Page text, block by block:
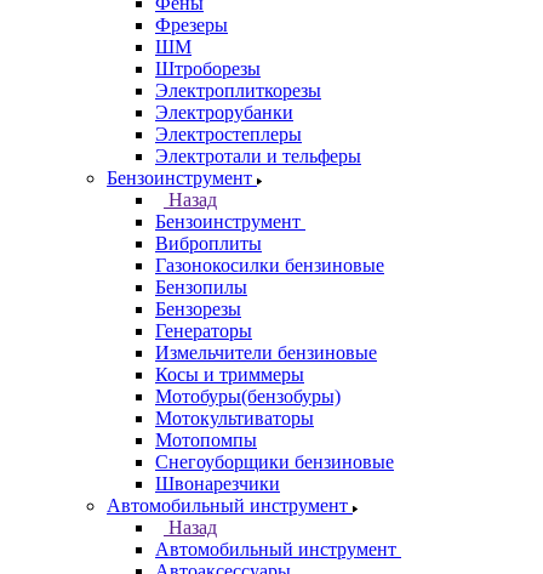
Фрезеры
ШМ
Штроборезы
Электроплиткорезы
Электрорубанки
Электростеплеры
Электротали и тельферы
Бензоинструмент
Назад
Бензоинструмент
Виброплиты
Газонокосилки бензиновые
Бензопилы
Бензорезы
Генераторы
Измельчители бензиновые
Косы и триммеры
Мотобуры(бензобуры)
Мотокультиваторы
Мотопомпы
Снегоуборщики бензиновые
Швонарезчики
Автомобильный инструмент
Назад
Автомобильный инструмент